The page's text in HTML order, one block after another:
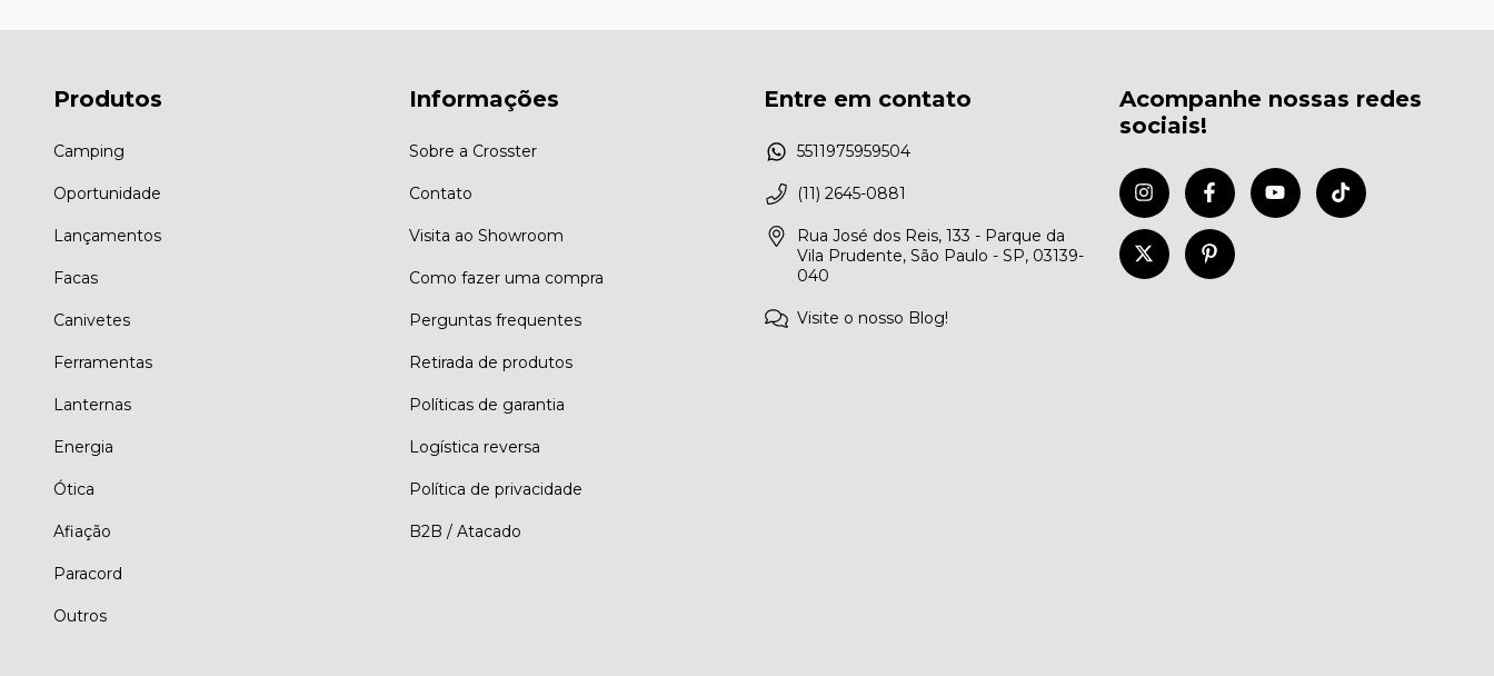
Produtos
Camping
Oportunidade
Lançamentos
Facas
Canivetes
Ferramentas
Lanternas
Energia
Ótica
Afiação
Paracord
Outros
Informações
Sobre a Crosster
Contato
Visita ao Showroom
Como fazer uma compra
Perguntas frequentes
Retirada de produtos
Políticas de garantia
Logística reversa
Política de privacidade
B2B / Atacado
Entre em contato
5511975959504
(11) 2645-0881
Rua José dos Reis, 133 - Parque da
Vila Prudente, São Paulo - SP, 03139-
040
Visite o nosso Blog!
Acompanhe nossas redes
sociais!